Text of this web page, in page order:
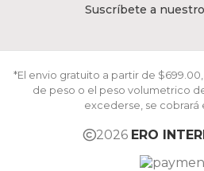
Suscríbete a
*El envio gratuito a partir de
de peso o el peso volumetrico
excederse, se cobrará
2026 ERO